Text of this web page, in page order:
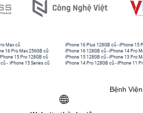
Max cũ
16 Pro Max 256GB cũ
15 Pro 128GB cũ
cũ - iPhone 15 Series cũ
iPhone 16 Plus 128GB cũ -iPhone 15
iPhone 16 128GB cũ -iPhone 14 Pro
iPhone 15 128GB cũ -iPhone 13 Pro
iPhone 14 Pro 128GB cũ -iPhone 11
Bệnh